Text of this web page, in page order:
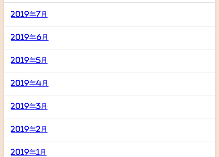
2019年7月
2019年6月
2019年5月
2019年4月
2019年3月
2019年2月
2019年1月